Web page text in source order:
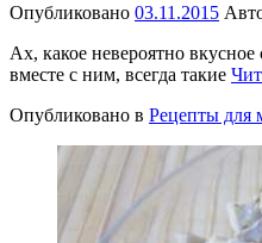
Опубликовано 03.11.2015
Ах, какое невероятно
вместе с ним, всегда такие
Опубликовано в Рецепты для